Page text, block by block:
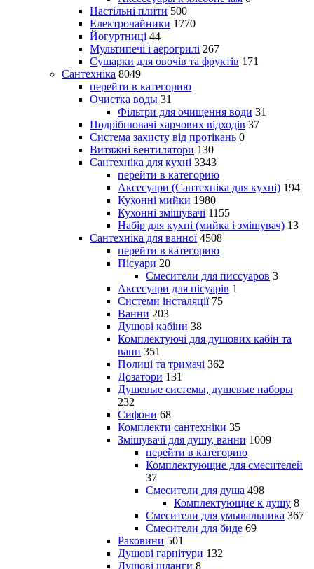
Настільні плити 500
Електрочайники 1770
Йогуртниці 44
Мультипечі і аерогрилі 267
Сушарки для овочів та фруктів 171
Сантехніка 8049
перейти в категорию
Очистка воды 31
Фільтри для очищення води 31
Подрібнювачі харчових відходів 37
Система захисту від протікань 0
Витяжні вентилятори 130
Сантехніка для кухні 3343
перейти в категорию
Аксесуари (Сантехніка для кухні) 194
Кухонні мийки 1980
Кухонні змішувачі 1155
Набір для кухні (мийка і змішувач) 13
Сантехніка для ванної 4508
перейти в категорию
Пісуари 20
Смесители для писсуаров 3
Аксесуари для пісуарів 1
Системи інсталяції 75
Ванни 203
Душові кабіни 38
Комплектуючі для душових кабін та
ванн 351
Полиці та тримачі 362
Дозатори 131
Душевые системы, душевые наборы
232
Сифони 68
Комплекти сантехніки 35
Змішувачі для душу, ванни 1009
перейти в категорию
Комплектующие для смесителей
37
Смесители для душа 498
Комплектующие к душу 8
Смесители для умывальника 367
Смесители для биде 69
Раковини 501
Душові гарнітури 132
Душові шланги 8